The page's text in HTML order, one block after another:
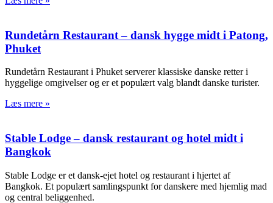
Rundetårn Restaurant – dansk hygge midt i Patong,
Phuket​
Rundetårn Restaurant i Phuket serverer klassiske danske retter i
hyggelige omgivelser og er et populært valg blandt danske turister.
Læs mere »
Stable Lodge – dansk restaurant og hotel midt i
Bangkok
Stable Lodge er et dansk-ejet hotel og restaurant i hjertet af
Bangkok. Et populært samlingspunkt for danskere med hjemlig mad
og central beliggenhed.